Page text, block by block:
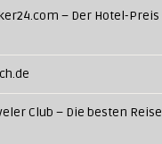
– Der Hotel-Preis
Club – Die besten Reise